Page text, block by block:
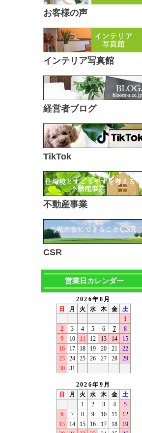
お客様の声
インテリア写真館
経営者ブログ
TikTok
不動産事業
CSR
営業日カレンダー